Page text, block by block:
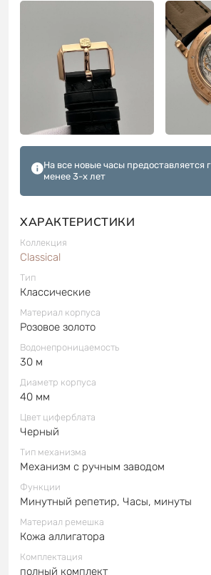
На все новые часы предоставляется
менее 3-х лет
ХАРАКТЕРИСТИКИ
Коллекция
Classical
Тип
Классические
Материал корпуса
Розовое золото
Водонепроницаемость
30 м
Диаметр корпуса
40 мм
Цвет циферблата
Черный
Тип механизма
Механизм с ручным заводом
Функции
Минутный репетир, Часы, минуты
Материал ремешка
Кожа аллигатора
Комплектация
полный комплект